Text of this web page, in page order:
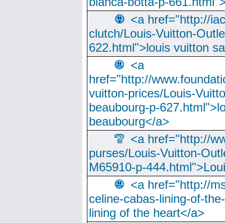
<a href="http://
clutch/Louis-Vuitton-
622.html">louis vuitton
<a
href="http://
vuitton-prices/Louis-
beaubourg-p-
beaubourg</a>
<a href="http://
purses/Louis-Vuitton-
M65910-p-
<a href="http://
celine-cabas-lining-of-
lining of the heart</a>